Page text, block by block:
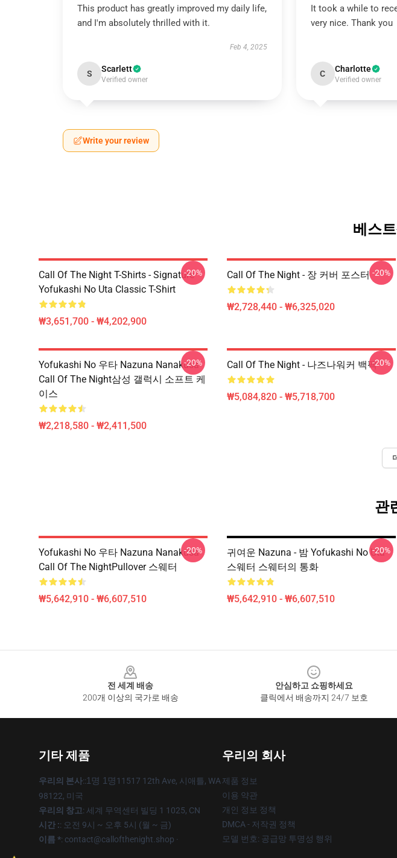
This product has greatly improved my daily life,
and I'm absolutely thrilled with it.
Feb 4, 2025
S Scarlett
Verified owner
It took a while to
very nice. Thank you
C Charlotte
Verified owner
Write your review
베스
Call Of The Night T-Shirts - Signature
Yofukashi No Uta Classic T-Shirt
₩3,651,700 - ₩4,202,900
-20% Call Of The Night - 장 커버 포스터
₩2,728,440 - ₩6,325,020
-20%
Yofukashi No 우타 Nazuna Nanakusa
Call Of The Night삼성 갤럭시 소프트 케
이스
₩2,218,580 - ₩2,411,500
-20% Call Of The Night - 나즈나워커 백팩
₩5,084,820 - ₩5,718,700
-20%
관
Yofukashi No 우타 Nazuna Nanakusa
Call Of The NightPullover 스웨터
₩5,642,910 - ₩6,607,510
-20%
귀여운 Nazuna - 밤 Yofukashi No Uta
스웨터 스웨터의 통화
₩5,642,910 - ₩6,607,510
-20%
전 세계 배송
200개 이상의 국가로 배송
안심하고 쇼핑하세요
클릭에서 배송까지 24/7 보호
기타 제품
우리의 본사::1명 1명11517 12th Ave, 시애틀, WA
98122, 미국
우리의 창고: 세계 무역센터 빌딩 1 1025, CN
시간 :: 오전 9시 ~ 오후 5시 (월 ~ 금)
이름 *: contact@callofthenight.shop ·
우리의 회사
제품 정보
이용 약관
개인 정보 정책
DMCA - 저작권 정책
모델 번호: 공급망 투명성 행위